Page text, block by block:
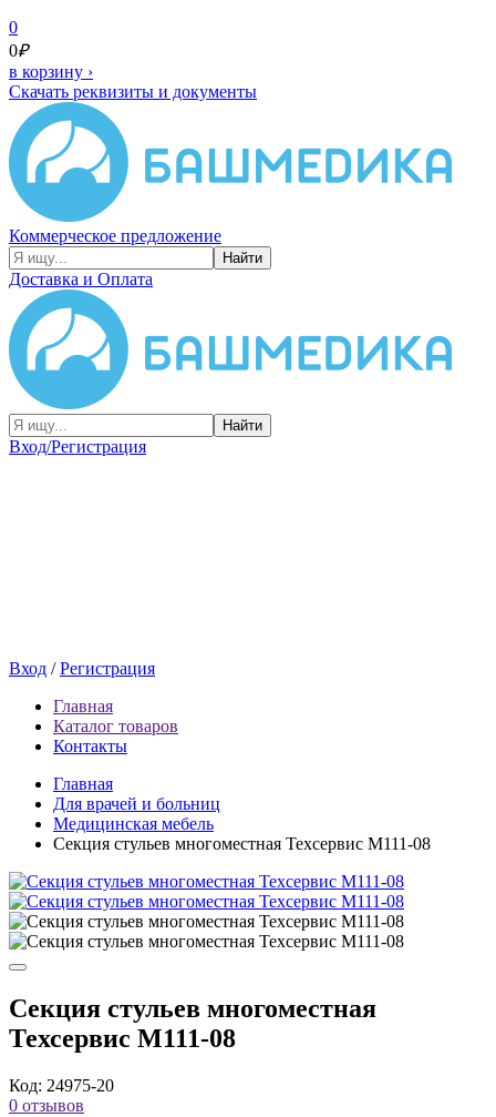
0
0₽
в корзину ›
Скачать реквизиты и документы
Коммерческое предложение
Найти
Доставка и Оплата
Найти
Вход/Регистрация
Вход /Регистрация
Главная
Каталог товаров
Контакты
Главная
Для врачей и больниц
Медицинская мебель
Секция стульев многоместная Техсервис М111-08
Секция стульев многоместная
Техсервис М111-08
Код: 24975-20
0 отзывов